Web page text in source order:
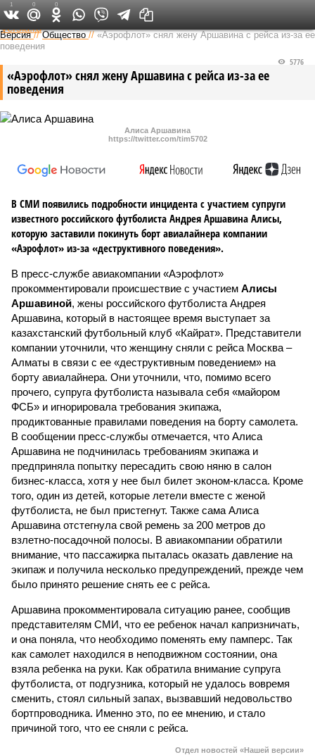
Федеральный выпуск
Версия //Общество //«Аэрофлот» снял жену Аршавина с рейса из-за ее
поведения
«Аэрофлот» снял жену Аршавина с рейса из-за ее
поведения
5776
Алиса Аршавина
https://twitter.com/tim5702
В СМИ появились подробности инцидента с участием супруги
известного российского футболиста Андрея Аршавина Алисы,
которую заставили покинуть борт авиалайнера компании
«Аэрофлот» из-за «деструктивного поведения».
В пресс-службе авиакомпании «Аэрофлот»
прокомментировали происшествие с участием Алисы
Аршавиной, жены российского футболиста Андрея
Аршавина, который в настоящее время выступает за
казахстанский футбольный клуб «Кайрат». Представители
компании уточнили, что женщину сняли с рейса Москва –
Алматы в связи с ее «деструктивным поведением» на
борту авиалайнера. Они уточнили, что, помимо всего
прочего, супруга футболиста называла себя «майором
ФСБ» и игнорировала требования экипажа,
продиктованные правилами поведения на борту самолета.
В сообщении пресс-службы отмечается, что Алиса
Аршавина не подчинилась требованиям экипажа и
предприняла попытку пересадить свою няню в салон
бизнес-класса, хотя у нее был билет эконом-класса. Кроме
того, один из детей, которые летели вместе с женой
футболиста, не был пристегнут. Также сама Алиса
Аршавина отстегнула свой ремень за 200 метров до
взлетно-посадочной полосы. В авиакомпании обратили
внимание, что пассажирка пыталась оказать давление на
экипаж и получила несколько предупреждений, прежде чем
было принято решение снять ее с рейса.
Аршавина прокомментировала ситуацию ранее, сообщив
представителям СМИ, что ее ребенок начал капризничать,
и она поняла, что необходимо поменять ему памперс. Так
как самолет находился в неподвижном состоянии, она
взяла ребенка на руки. Как обратила внимание супруга
футболиста, от подгузника, который не удалось вовремя
сменить, стоял сильный запах, вызвавший недовольство
бортпроводника. Именно это, по ее мнению, и стало
причиной того, что ее сняли с рейса.
1 0 0
Отдел новостей «Нашей версии»